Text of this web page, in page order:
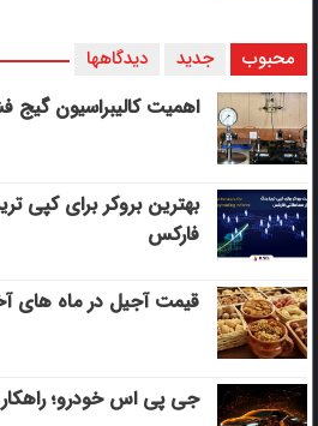
محبوب جدید دیدگاهها
اهمیت کالیبراسیون گیج
بهترین بروکر برای کپی‌
فارکس
قیمت آجیل در ماه های
جی پی اس خودرو؛